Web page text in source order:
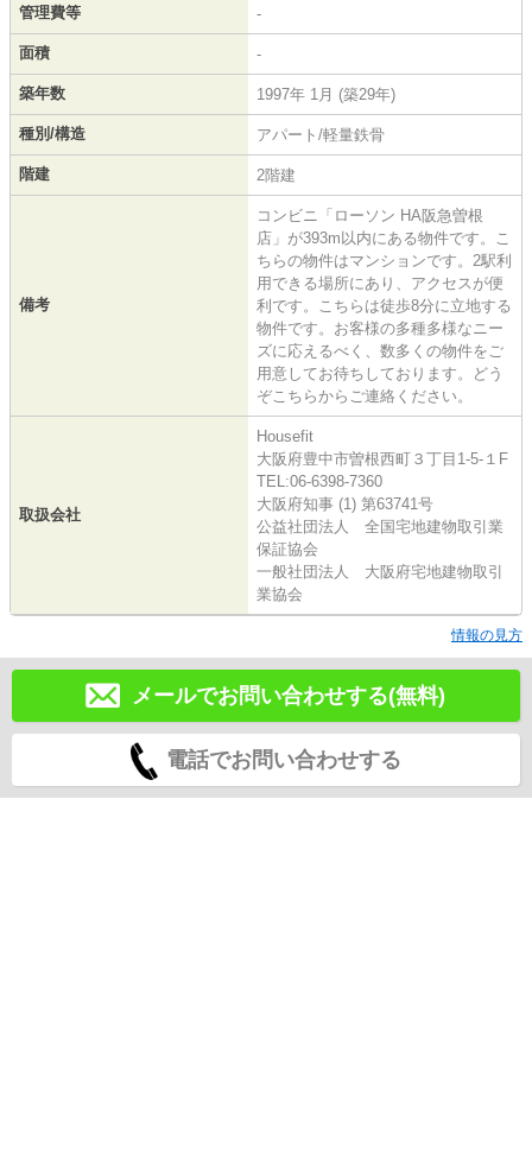
管理費等 -
面積 -
築年数 1997年 1月 (築29年)
種別/構造 アパート/軽量鉄骨
階建 2階建
備考
コンビニ「ローソン HA阪急曽根
店」が393m以内にある物件です。こ
ちらの物件はマンションです。2駅利
用できる場所にあり、アクセスが便
利です。こちらは徒歩8分に立地する
物件です。お客様の多種多様なニー
ズに応えるべく、数多くの物件をご
用意してお待ちしております。どう
ぞこちらからご連絡ください。
取扱会社
Housefit
大阪府豊中市曽根西町３丁目1-5-１F
TEL:06-6398-7360
大阪府知事 (1) 第63741号
公益社団法人 全国宅地建物取引業
保証協会
一般社団法人 大阪府宅地建物取引
業協会
情報の見方
メールでお問い合わせする(無料)
電話でお問い合わせする